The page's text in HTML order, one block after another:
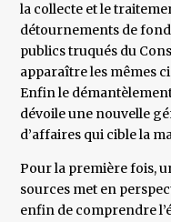
la collecte et le
détournements de
publics truqués du
apparaître les mêmes
Enfin le
dévoile une nouvelle
d’affaires qui cible la
Pour la première fois,
sources met en
enfin de comprendre